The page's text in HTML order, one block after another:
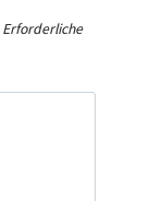
Erforderliche